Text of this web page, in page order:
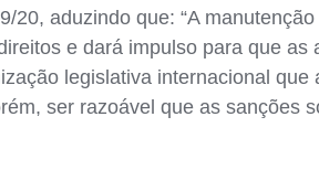
20, aduzindo que: “A
e dará impulso para que
legislativa internacional
ser razoável que as sanções